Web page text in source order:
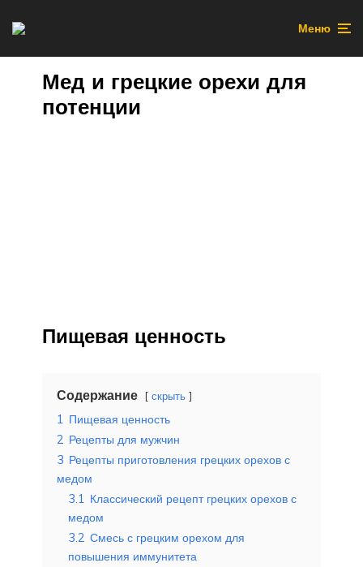
Меню
Мед и грецкие орехи для
потенции
Пищевая ценность
Содержание скрыть
1 Пищевая ценность
2 Рецепты для мужчин
3 Рецепты приготовления грецких орехов с
медом
3.1 Классический рецепт грецких орехов с
медом
3.2 Смесь с грецким орехом для
повышения иммунитета